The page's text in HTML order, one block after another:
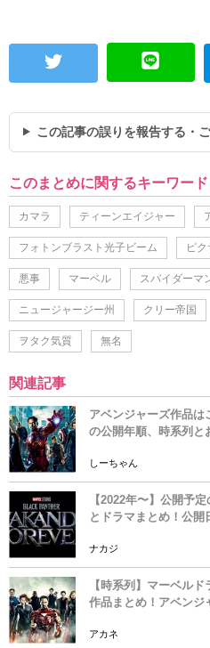
この記事の誤りを報告する・
このまとめに関するキーワード
カマラ ティーンエイジャー
フォトンブラスト光子ビーム ピク
悪事 マーベル スパイダーマ
ニュージャージー州 クリー帝国
ヲタク気質 無名
関連記事
アベンジャーズ作品は
の公開年順、時系列と
しーちゃん
【2022年〜】公開予
とドラマまとめ！公
ナカジ
【時系列】マーベル
作品まとめ！アベンジ
アカネ